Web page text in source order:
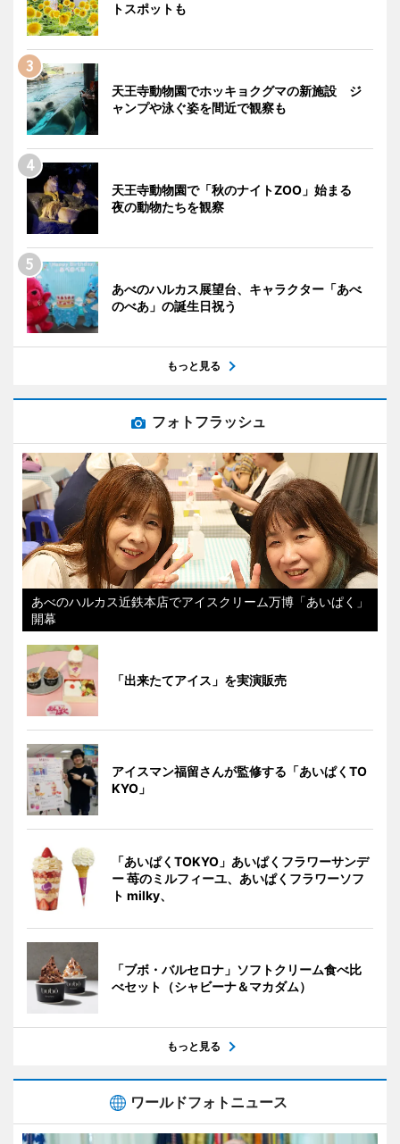
トスポットも
天王寺動物園でホッキョクグマの新施設 ジ
ャンプや泳ぐ姿を間近で観察も
天王寺動物園で「秋のナイトZOO」始まる
夜の動物たちを観察
あべのハルカス展望台、キャラクター「あべ
のべあ」の誕生日祝う
もっと見る
フォトフラッシュ
あべのハルカス近鉄本店でアイスクリーム万博「あいぱく」
開幕
「出来たてアイス」を実演販売
アイスマン福留さんが監修する「あいぱくTO
KYO」
「あいぱくTOKYO」あいぱくフラワーサンデ
ー 苺のミルフィーユ、あいぱくフラワーソフ
ト milky、
「ブボ・バルセロナ」ソフトクリーム食べ比
べセット（シャビーナ＆マカダム）
もっと見る
ワールドフォトニュース